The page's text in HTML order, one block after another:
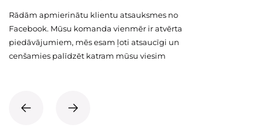
Rādām apmierinātu klientu atsauksmes no
Facebook. Mūsu komanda vienmēr ir atvērta
piedāvājumiem, mēs esam ļoti atsaucīgi un
cenšamies palīdzēt katram mūsu viesim